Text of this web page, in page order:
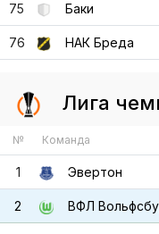
75 Баки
76 НАК Бреда
Лига
№ Команда
1 Эвертон
2 ВФЛ